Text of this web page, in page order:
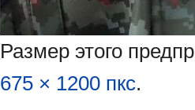
Размер этого
675 × 1200 пкс.